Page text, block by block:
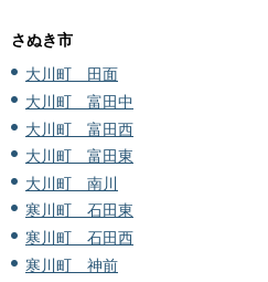
さぬき市
大川町 田面
大川町 富田中
大川町 富田西
大川町 富田東
大川町 南川
寒川町 石田東
寒川町 石田西
寒川町 神前